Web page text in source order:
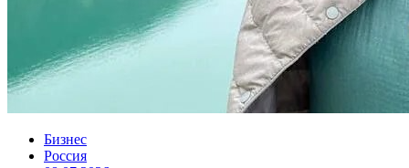
Бизнес
Россия